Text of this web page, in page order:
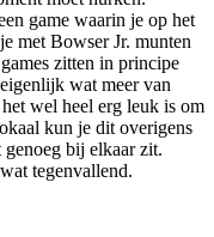
game waarin je op het
met Bowser Jr. munten
zitten in principe
wat meer van
wel heel erg leuk is om
kun je dit overigens
genoeg bij elkaar zit.
tegenvallend.